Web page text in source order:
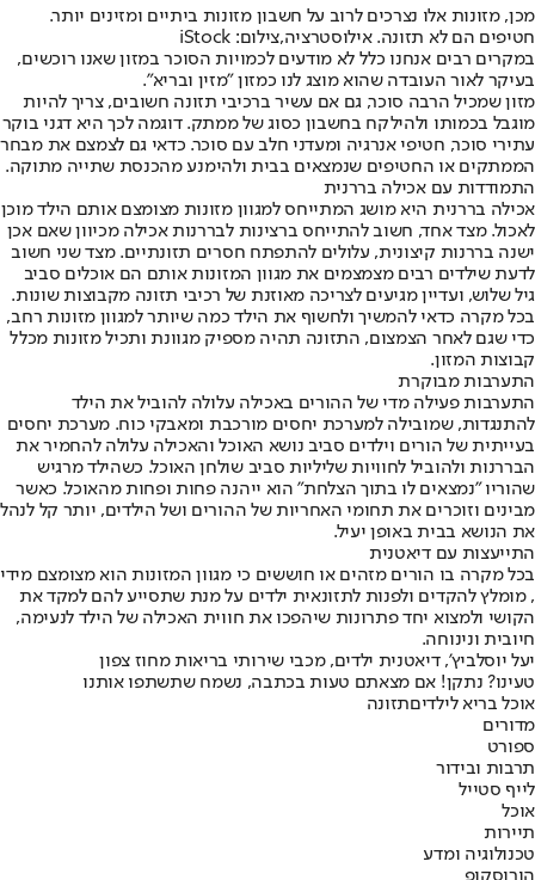
מכן, מזונות אלו נצרכים לרוב על חשבון מזונות ביתיים ומזינים יותר.
חטיפים הם לא תזונה. אילוסטרציה,צילום: iStock
במקרים רבים אנחנו כלל לא מודעים לכמויות הסוכר במזון שאנו רוכשים,
בעיקר לאור העובדה שהוא מוצג לנו כמזון "מזין ובריא".
מזון שמכיל הרבה סוכר, גם אם עשיר ברכיבי תזונה חשובים, צריך להיות
מוגבל בכמותו ולהילקח בחשבון כסוג של ממתק. דוגמה לכך היא דגני בוקר
עתירי סוכר, חטיפי אנרגיה ומעדני חלב עם סוכר. כדאי גם לצמצם את מבחר
הממתקים או החטיפים שנמצאים בבית ולהימנע מהכנסת שתייה מתוקה.
התמודדות עם אכילה בררנית
אכילה בררנית היא מושג המתייחס למגוון מזונות מצומצם אותם הילד מוכן
לאכול. מצד אחד, חשוב להתייחס ברצינות לבררנות אכילה מכיוון שאם אכן
ישנה בררנות קיצונית, עלולים להתפתח חסרים תזונתיים. מצד שני חשוב
לדעת שילדים רבים מצמצמים את מגוון המזונות אותם הם אוכלים סביב
גיל שלוש, ועדיין מגיעים לצריכה מאוזנת של רכיבי תזונה מקבוצות שונות.
בכל מקרה כדאי להמשיך ולחשוף את הילד כמה שיותר למגוון מזונות רחב,
כדי שגם לאחר הצמצום, התזונה תהיה מספיק מגוונת ותכיל מזונות מכלל
קבוצות המזון.
התערבות מבוקרת
התערבות פעילה מדי של ההורים באכילה עלולה להוביל את הילד
להתנגדות, שמובילה למערכת יחסים מורכבת ומאבקי כוח. מערכת יחסים
בעייתית של הורים וילדים סביב נושא האוכל והאכילה עלולה להחמיר את
הבררנות ולהוביל לחוויות שליליות סביב שולחן האוכל. כשהילד מרגיש
שהוריו "נמצאים לו בתוך הצלחת" הוא ייהנה פחות ופחות מהאוכל. כאשר
מבינים וזוכרים את תחומי האחריות של ההורים ושל הילדים, יותר קל לנהל
את הנושא בבית באופן יעיל.
התייעצות עם דיאטנית
בכל מקרה בו הורים מזהים או חוששים כי מגוון המזונות הוא מצומצם מידי
, מומלץ להקדים ולפנות לתזונאית ילדים על מנת שתסייע להם למקד את
הקושי ולמצוא יחד פתרונות שיהפכו את חווית האכילה של הילד לנעימה,
חיובית ונינוחה.
יעל יוסלביץ', דיאטנית ילדים, מכבי שירותי בריאות מחוז צפון
טעינו? נתקן! אם מצאתם טעות בכתבה, נשמח שתשתפו אותנו
אוכל בריא לילדיםתזונה
מדורים
ספורט
תרבות ובידור
לייף סטייל
אוכל
תיירות
טכנולוגיה ומדע